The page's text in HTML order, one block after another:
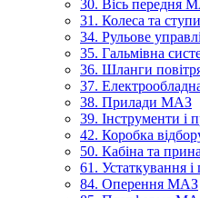
30. Вісь передня
31. Колеса та
34. Рульове
35. Гальмівна
36. Шланги
37.
38. Прилади МАЗ
39. Інструменти і
42. Коробка
50. Кабіна та
61. Устаткування
84. Оперення МАЗ